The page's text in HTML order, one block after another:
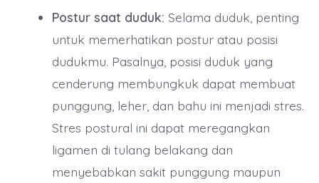
Postur saat duduk: Selama duduk, penting
untuk memerhatikan postur atau posisi
dudukmu. Pasalnya, posisi duduk yang
cenderung membungkuk dapat membuat
punggung, leher, dan bahu ini menjadi stres.
Stres postural ini dapat meregangkan
ligamen di tulang belakang dan
menyebabkan sakit punggung maupun